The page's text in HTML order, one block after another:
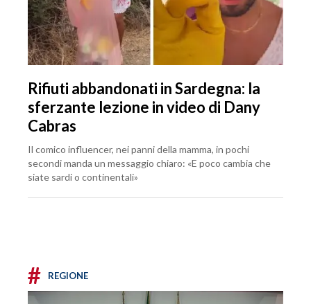
Rifiuti abbandonati in Sardegna: la
sferzante lezione in video di Dany
Cabras
Il comico influencer, nei panni della mamma, in pochi
secondi manda un messaggio chiaro: «E poco cambia che
siate sardi o continentali»
# REGIONE